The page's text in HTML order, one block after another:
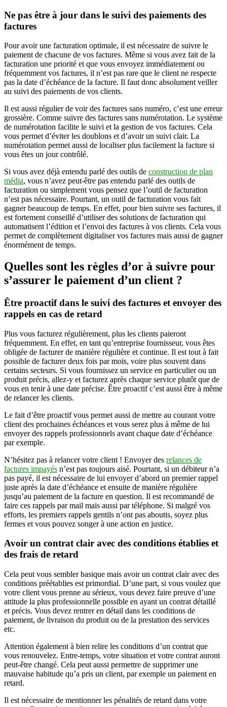
Ne pas être à jour dans le suivi des paiements des
factures
Pour avoir une facturation optimale, il est nécessaire de suivre le
paiement de chacune de vos factures. Même si vous avez fait de la
facturation une priorité et que vous envoyez immédiatement ou
fréquemment vos factures, il n’est pas rare que le client ne respecte
pas la date d’échéance de la facture. Il faut donc absolument veiller
au suivi des paiements de vos clients.
Il est aussi régulier de voir des factures sans numéro, c’est une erreur
grossière. Comme suivre des factures sans numérotation. Le système
de numérotation facilite le suivi et la gestion de vos factures. Cela
vous permet d’éviter les doublons et d’avoir un suivi clair. La
numérotation permet aussi de localiser plus facilement la facture si
vous êtes un jour contrôlé.
Si vous avez déjà entendu parlé des outils de construction de plan
média, vous n’avez peut-être pas entendu parlé des outils de
facturation ou simplement vous pensez que l’outil de facturation
n’est pas nécessaire. Pourtant, un outil de facturation vous fait
gagner beaucoup de temps. En effet, pour bien suivre ses factures, il
est fortement conseillé d’utiliser des solutions de facturation qui
automatisent l’édition et l’envoi des factures à vos clients. Cela vous
permet de complètement digitaliser vos factures mais aussi de gagner
énormément de temps.
Quelles sont les règles d’or à suivre pour
s’assurer le paiement d’un client ?
Être proactif dans le suivi des factures et envoyer des
rappels en cas de retard
Plus vous facturez régulièrement, plus les clients paieront
fréquemment. En effet, en tant qu’entreprise fournisseur, vous êtes
obligée de facturer de manière régulière et continue. Il est tout à fait
possible de facturer deux fois par mois, voire plus souvent dans
certains secteurs. Si vous fournissez un service en particulier ou un
produit précis, allez-y et facturez après chaque service plutôt que de
vous en tenir à une date précise. Être proactif c’est aussi être à même
de relancer les clients.
Le fait d’être proactif vous permet aussi de mettre au courant votre
client des prochaines échéances et vous serez plus à même de lui
envoyer des rappels professionnels avant chaque date d’échéance
par exemple.
N’hésitez pas à relancer votre client ! Envoyer des relances de
factures impayés n’est pas toujours aisé. Pourtant, si un débiteur n’a
pas payé, il est nécessaire de lui envoyer d’abord un premier rappel
juste après la date d’échéance et ensuite de manière régulière
jusqu’au paiement de la facture en question. Il est recommandé de
faire ces rappels par mail mais aussi par téléphone. Si malgré vos
efforts, les premiers rappels gentils n’ont pas aboutis, soyez plus
fermes et vous pouvez songer à une action en justice.
Avoir un contrat clair avec des conditions établies et
des frais de retard
Cela peut vous sembler basique mais avoir un contrat clair avec des
conditions préétablies est primordial. D’une part, si vous voulez que
votre client vous prenne au sérieux, vous devez faire preuve d’une
attitude la plus professionnelle possible en ayant un contrat détaillé
et précis. Vous devez rentrer en détail dans les conditions de
paiement, de livraison du produit ou de la prestation des services
etc.
Attention également à bien relire les conditions d’un contrat que
vous renouvelez. Entre-temps, votre situation et votre contrat auront
peut-être changé. Cela peut aussi permettre de supprimer une
mauvaise habitude qu’a pris un client, par exemple un paiement en
retard.
Il est nécessaire de mentionner les pénalités de retard dans votre